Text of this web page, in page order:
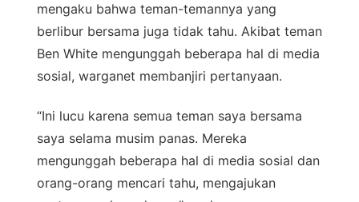
mengaku bahwa teman-temannya yang
berlibur bersama juga tidak tahu. Akibat teman
Ben White mengunggah beberapa hal di media
sosial, warganet membanjiri pertanyaan.
“Ini lucu karena semua teman saya bersama
saya selama musim panas. Mereka
mengunggah beberapa hal di media sosial dan
orang-orang mencari tahu, mengajukan